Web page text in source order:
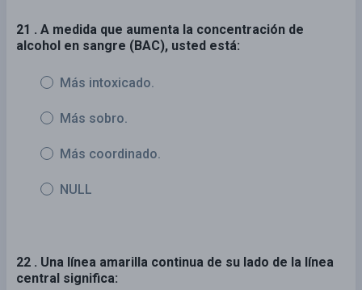
21 . A medida que aumenta la concentración de
alcohol en sangre (BAC), usted está:
Más intoxicado.
Más sobro.
Más coordinado.
NULL
22 . Una línea amarilla continua de su lado de la línea
central significa: